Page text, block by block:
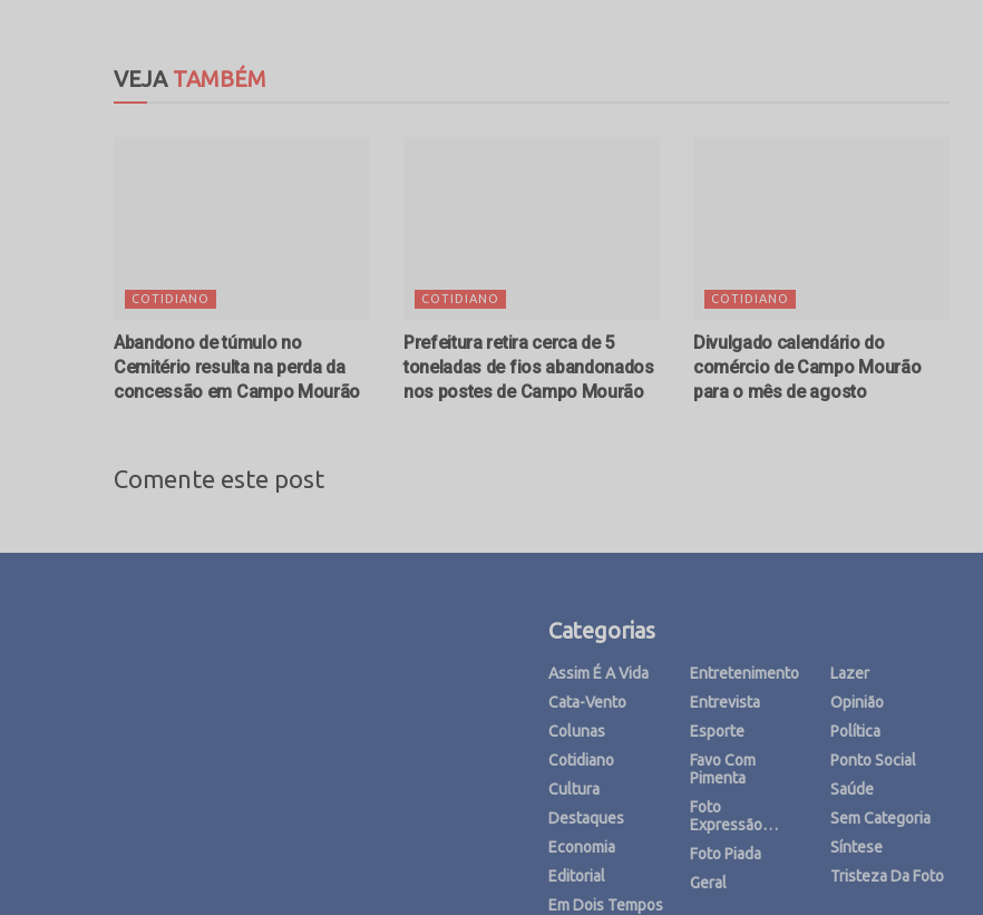
VEJATAMBÉM
COTIDIANO
Abandono de túmulo no
Cemitério resulta na perda da
concessão em Campo Mourão
COTIDIANO
Prefeitura retira cerca de 5
toneladas de fios abandonados
nos postes de Campo Mourão
COTIDIANO
Divulgado calendário do
comércio de Campo Mourão
para o mês de agosto
Comente este post
Categorias
Assim É A Vida
Cata-Vento
Colunas
Cotidiano
Cultura
Destaques
Economia
Editorial
Em Dois Tempos
Entretenimento
Entrevista
Esporte
Favo Com
Pimenta
Foto
Expressão…
Foto Piada
Geral
Lazer
Opinião
Política
Ponto Social
Saúde
Sem Categoria
Síntese
Tristeza Da Foto